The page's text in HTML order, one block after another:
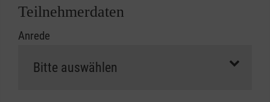
Abrechnungsunterlagen spätestens zu
erfolgt eine Abrechnung der vollen Kursgebühr
Die notwendigen Formulare für die
Teilnehmerdaten
Anrede